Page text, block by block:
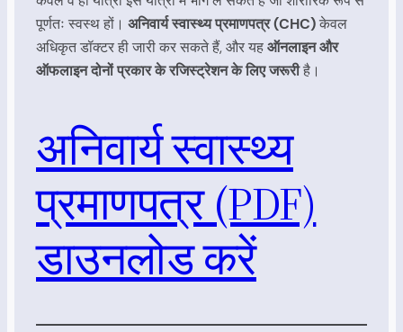
पूर्णतः स्वस्थ हों। अनिवार्य स्वास्थ्य प्रमाणपत्र (CHC)केवल
अधिकृत डॉक्टर ही जारी कर सकते हैं, और यहऑनलाइन और
ऑफलाइन दोनों प्रकार के रजिस्ट्रेशन के लिए जरूरीहै।
अनिवार्य स्वास्थ्य
प्रमाणपत्र (PDF)
डाउनलोड करें